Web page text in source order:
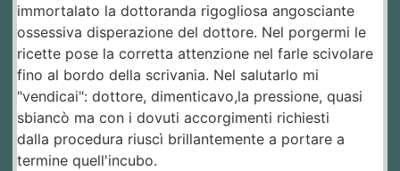
immortalato la dottoranda rigogliosa angosciante
ossessiva disperazione del dottore. Nel porgermi le
ricette pose la corretta attenzione nel farle scivolare
fino al bordo della scrivania. Nel salutarlo mi
"vendicai": dottore, dimenticavo,la pressione, quasi
sbiancò ma con i dovuti accorgimenti richiesti
dalla procedura riuscì brillantemente a portare a
termine quell'incubo.